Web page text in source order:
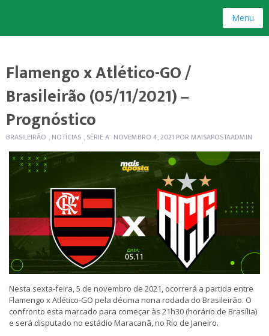
Menu
Flamengo x Atlético-GO /
Brasileirão (05/11/2021) –
Prognóstico
BRASILEIRÃO , NOTÍCIAS , SÉRIE A NOVEMBRO 4, 2021 POR MAISAPOSTAADMIN
Nesta sexta-feira, 5 de novembro de 2021, ocorrerá a partida entre
Flamengo x Atlético-GO pela décima nona rodada do Brasileirão. O
confronto esta marcado para começar às 21h30 (horário de Brasília)
e será disputado no estádio Maracanã, no Rio de Janeiro.